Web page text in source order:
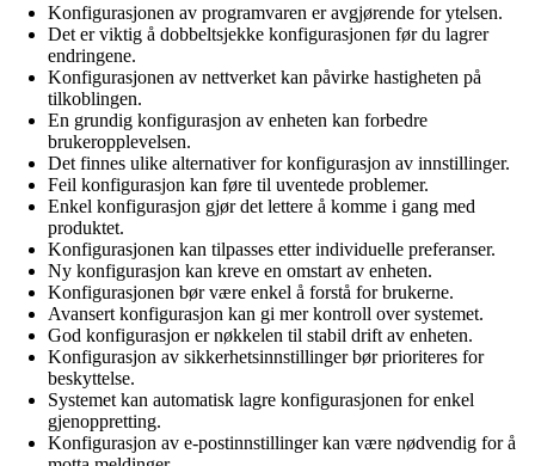
Konfigurasjonen av programvaren er avgjørende for ytelsen.
Det er viktig å dobbeltsjekke konfigurasjonen før du lagrer
endringene.
Konfigurasjonen av nettverket kan påvirke hastigheten på
tilkoblingen.
En grundig konfigurasjon av enheten kan forbedre
brukeropplevelsen.
Det finnes ulike alternativer for konfigurasjon av innstillinger.
Feil konfigurasjon kan føre til uventede problemer.
Enkel konfigurasjon gjør det lettere å komme i gang med
produktet.
Konfigurasjonen kan tilpasses etter individuelle preferanser.
Ny konfigurasjon kan kreve en omstart av enheten.
Konfigurasjonen bør være enkel å forstå for brukerne.
Avansert konfigurasjon kan gi mer kontroll over systemet.
God konfigurasjon er nøkkelen til stabil drift av enheten.
Konfigurasjon av sikkerhetsinnstillinger bør prioriteres for
beskyttelse.
Systemet kan automatisk lagre konfigurasjonen for enkel
gjenoppretting.
Konfigurasjon av e-postinnstillinger kan være nødvendig for å